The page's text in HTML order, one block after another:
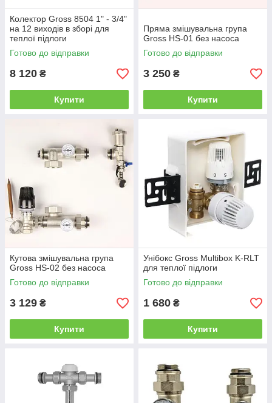
Колектор Gross 8504 1" - 3/4"
на 12 виходів в зборі для
теплої підлоги
Готово до відправки
8 120 ₴
Купити
Пряма змішувальна група
Gross HS-01 без насоса
Готово до відправки
3 250 ₴
Купити
Кутова змішувальна група
Gross HS-02 без насоса
Готово до відправки
3 129 ₴
Купити
Унібокс Gross Multibox K-RLT
для теплої підлоги
Готово до відправки
1 680 ₴
Купити